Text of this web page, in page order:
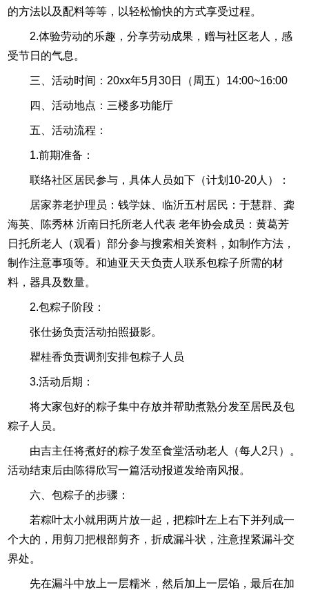
的方法以及配料等等，以轻松愉快的方式享受过程。
2.体验劳动的乐趣，分享劳动成果，赠与社区老人，感
受节日的气息。
三、活动时间：20xx年5月30日（周五）14:00~16:00
四、活动地点：三楼多功能厅
五、活动流程：
1.前期准备：
联络社区居民参与，具体人员如下（计划10-20人）：
居家养老护理员：钱学妹、临沂五村居民：于慧群、龚
海英、陈秀林 沂南日托所老人代表 老年协会成员：黄葛芳
日托所老人（观看）部分参与搜索相关资料，如制作方法，
制作注意事项等。和迪亚天天负责人联系包粽子所需的材
料，器具及数量。
2.包粽子阶段：
张仕扬负责活动拍照摄影。
瞿桂香负责调剂安排包粽子人员
3.活动后期：
将大家包好的粽子集中存放并帮助煮熟分发至居民及包
粽子人员。
由吉主任将煮好的粽子发至食堂活动老人（每人2只）。
活动结束后由陈得欣写一篇活动报道发给南风报。
六、包粽子的步骤：
若粽叶太小就用两片放一起，把粽叶左上右下并列成一
个大的，用剪刀把根部剪齐，折成漏斗状，注意捏紧漏斗交
界处。
先在漏斗中放上一层糯米，然后加上一层馅，最后在加